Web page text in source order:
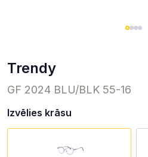
trendy
GF 2024 BLU/BLK 55-16
Izvēlies krāsu